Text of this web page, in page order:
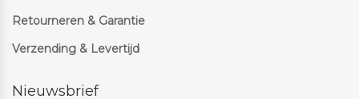
Retourneren & Garantie
Verzending & Levertijd
Nieuwsbrief